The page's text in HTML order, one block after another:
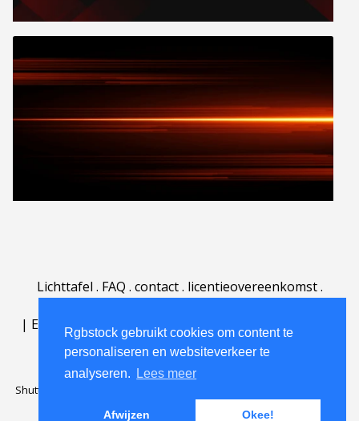
Rgbstock gebruikt cookies om content te
personaliseren en websiteverkeer te
analyseren.
Lees meer
Afwijzen Okee!
Lichttafel . FAQ . contact. licentieovereenkomst.
| English | Deutsch Español | Português
Nederlands|
Shutterstock official partner of Rgbstock
Rgbstock